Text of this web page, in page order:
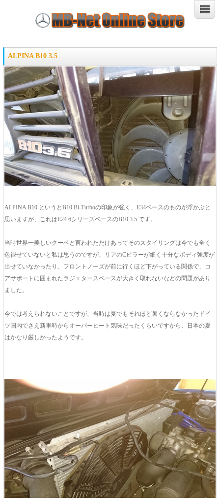
ALPINA B10 3.5
ALPINA B10 というとB10 Bi-Turboの印象が強く、E34ベースのものが浮かぶと
思いますが、これはE24 6シリーズベースのB10 3.5 です。
当時世界一美しいクーペと言われただけあってそのスタイリングは今でも全く
色褪せていないと私は思うのですが、リアのCピラーが細く十分なボディ強度が
出せていなかったり、フロントノーズが前に行くほど下がっている関係で、コ
アサポートに囲まれたラジエタースペースが大きく取れないなどの問題があり
ました。
今では考えられないことですが、当時は夏でもそれほど暑くならなかったドイ
ツ国内でさえ新車時からオーバーヒート気味だったくらいですから、日本の夏
はかなり厳しかったようです。